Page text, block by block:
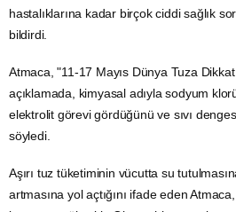
hastalıklarına kadar birçok ciddi sağlık
bildirdi.
Atmaca, "11-17 Mayıs Dünya Tuza Dikkat
açıklamada, kimyasal adıyla sodyum
elektrolit görevi gördüğünü ve sıvı
söyledi.
Aşırı tuz tüketiminin vücuttasu
artmasına yol açtığını ifade eden